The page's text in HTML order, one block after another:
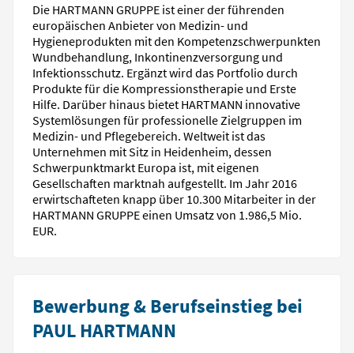
Die HARTMANN GRUPPE ist einer der führenden
europäischen Anbieter von Medizin- und
Hygieneprodukten mit den Kompetenzschwerpunkten
Wundbehandlung, Inkontinenzversorgung und
Infektionsschutz. Ergänzt wird das Portfolio durch
Produkte für die Kompressionstherapie und Erste
Hilfe. Darüber hinaus bietet HARTMANN innovative
Systemlösungen für professionelle Zielgruppen im
Medizin- und Pflegebereich. Weltweit ist das
Unternehmen mit Sitz in Heidenheim, dessen
Schwerpunktmarkt Europa ist, mit eigenen
Gesellschaften marktnah aufgestellt. Im Jahr 2016
erwirtschafteten knapp über 10.300 Mitarbeiter in der
HARTMANN GRUPPE einen Umsatz von 1.986,5 Mio.
EUR.
Bewerbung & Berufseinstieg bei
PAUL HARTMANN